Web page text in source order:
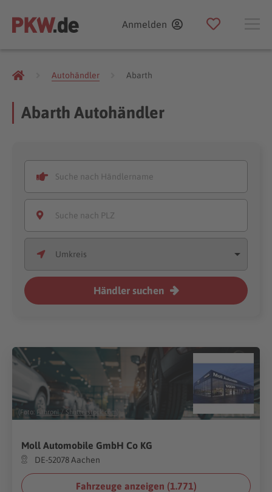
Anmelden
Autohändler Abarth
Abarth Autohändler
Händler suchen
(Foto: Fahroni / Shutterstock.com
Moll Automobile GmbH Co KG
DE-52078 Aachen
Fahrzeuge anzeigen (1.771)